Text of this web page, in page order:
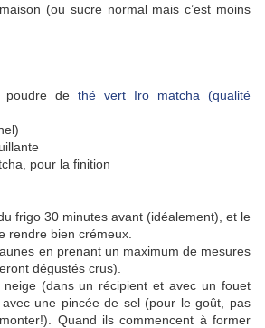
maison (ou sucre normal mais c’est moins
poudre de thé vert Iro matcha (qualité
pour la finition
frigo 30 minutes avant (idéalement), et le
rendre bien crémeux.
en prenant un maximum de mesures
dégustés crus).
(dans un récipient et avec un fouet
une pincée de sel (pour le goût, pas
Quand ils commencent à former